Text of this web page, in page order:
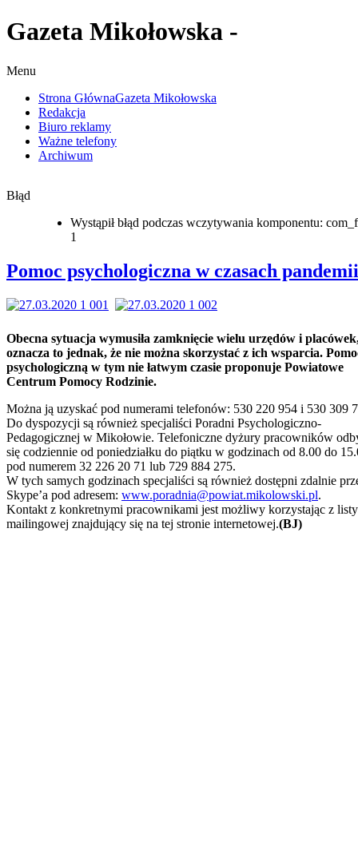
Gazeta Mikołowska -
Menu
Strona GłównaGazeta Mikołowska
Redakcja
Biuro reklamy
Ważne telefony
Archiwum
Błąd
Wystąpił błąd podczas wczytywania komponentu:
1
Pomoc psychologiczna w czasach pandemii
Obecna sytuacja wymusiła zamknięcie wielu urzędów i
oznacza to jednak, że nie można skorzystać z ich wsparcia.
psychologiczną w tym nie łatwym czasie proponuje Powiatowe
Centrum Pomocy Rodzinie.
Można ją uzyskać pod numerami telefonów: 530 220 954 i 530 309
Do dyspozycji są również specjaliści Poradni Psychologiczno-
Pedagogicznej w Mikołowie. Telefoniczne dyżury pracowników
się codziennie od poniedziałku do piątku w godzinach od 8.00 do
pod numerem 32 226 20 71 lub 729 884 275.
W tych samych godzinach specjaliści są również dostępni zdalnie
Skype’a pod adresem: www.poradnia@powiat.mikolowski.pl.
Kontakt z konkretnymi pracownikami jest możliwy korzystając z listy
mailingowej znajdujący się na tej stronie internetowej.(BJ)